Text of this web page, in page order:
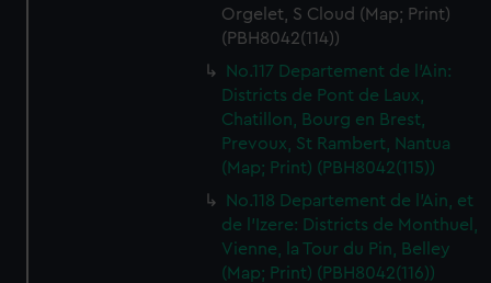
Orgelet, S Cloud (Map; Print)
(PBH8042(114))
No.117 Departement de l'Ain:
Districts de Pont de Laux,
Chatillon, Bourg en Brest,
Prevoux, St Rambert, Nantua
(Map; Print) (PBH8042(115))
No.118 Departement de l'Ain, et
de l'Izere: Districts de Monthuel,
Vienne, la Tour du Pin, Belley
(Map; Print) (PBH8042(116))